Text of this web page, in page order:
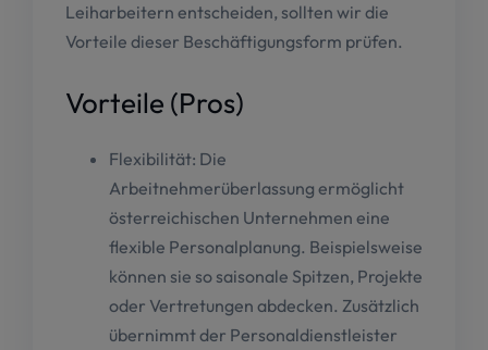
Leiharbeitern entscheiden, sollten wir die
Vorteile dieser Beschäftigungsform prüfen.
Vorteile (Pros)
Flexibilität: Die
Arbeitnehmerüberlassung ermöglicht
österreichischen Unternehmen eine
flexible Personalplanung. Beispielsweise
können sie so saisonale Spitzen, Projekte
oder Vertretungen abdecken. Zusätzlich
übernimmt der Personaldienstleister